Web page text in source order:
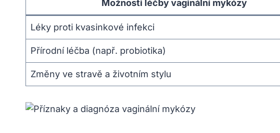
Možnosti léčby vaginální mykózy
Léky proti kvasinkové infekci
Přírodní léčba (např. probiotika)
Změny ve stravě a životním stylu